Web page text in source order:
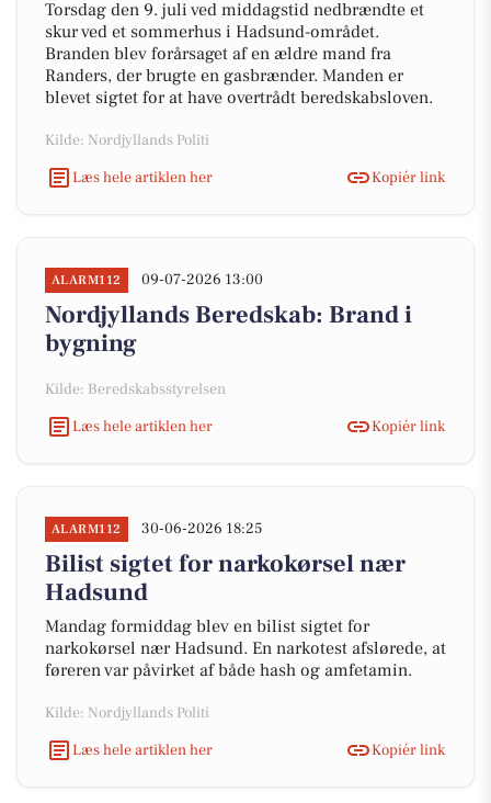
Torsdag den 9. juli ved middagstid nedbrændte et
skur ved et sommerhus i Hadsund-området.
Branden blev forårsaget af en ældre mand fra
Randers, der brugte en gasbrænder. Manden er
blevet sigtet for at have overtrådt beredskabsloven.
Kilde: Nordjyllands Politi
Læs hele artiklen her
Kopiér link
ALARM112 09-07-2026 13:00
Nordjyllands Beredskab: Brand i
bygning
Kilde: Beredskabsstyrelsen
Læs hele artiklen her
Kopiér link
ALARM112 30-06-2026 18:25
Bilist sigtet for narkokørsel nær
Hadsund
Mandag formiddag blev en bilist sigtet for
narkokørsel nær Hadsund. En narkotest afslørede, at
føreren var påvirket af både hash og amfetamin.
Kilde: Nordjyllands Politi
Læs hele artiklen her
Kopiér link